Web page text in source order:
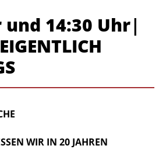
und 14:30 Uhr|
EIGENTLICH
WIR IN 20 JAHREN